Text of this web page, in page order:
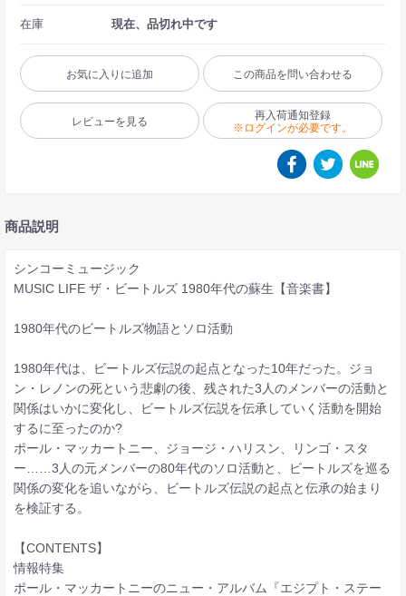
在庫 現在、品切れ中です
お気に入りに追加 この商品を問い合わせる
レビューを見る
再入荷通知登録
※ログインが必要です。
商品説明
シンコーミュージック
MUSIC LIFE ザ・ビートルズ 1980年代の蘇生【音楽書】
1980年代のビートルズ物語とソロ活動
1980年代は、ビートルズ伝説の起点となった10年だった。ジョ
ン・レノンの死という悲劇の後、残された3人のメンバーの活動と
関係はいかに変化し、ビートルズ伝説を伝承していく活動を開始
するに至ったのか?
ポール・マッカートニー、ジョージ・ハリスン、リンゴ・スタ
ー……3人の元メンバーの80年代のソロ活動と、ビートルズを巡る
関係の変化を追いながら、ビートルズ伝説の起点と伝承の始まり
を検証する。
【CONTENTS】
情報特集
ポール・マッカートニーのニュー・アルバム『エジプト・ステー